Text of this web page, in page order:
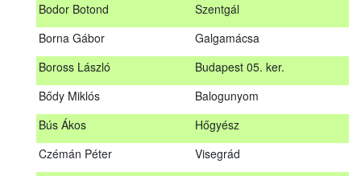
Bodor Botond
Szentgál
Borna Gábor
Galgamácsa
Boross László
Budapest 05. ker.
Bődy Miklós
Balogunyom
Bús Ákos
Hőgyész
Czémán Péter
Visegrád
Tiszanána
Almamellék
Felsőtárkány
Balogh Máté
Baranyajenő
Arló
Várdomb